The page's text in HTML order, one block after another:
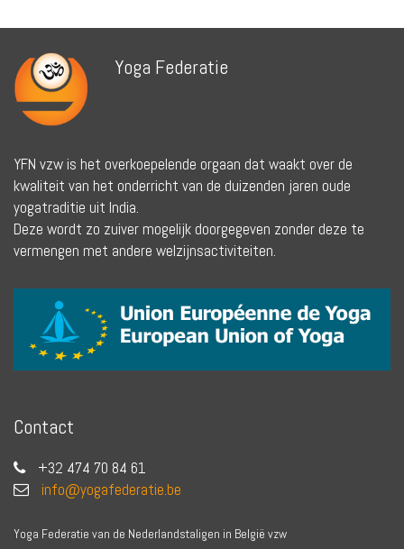
Yoga Federatie
YFN vzw is het overkoepelende orgaan dat waakt over de
kwaliteit van het onderricht van de duizenden jaren oude
yogatraditie uit India.
Deze wordt zo zuiver mogelijk doorgegeven zonder deze te
vermengen met andere welzijnsactiviteiten.
Contact
+32 474 70 84 61
info@yogafederatie.be
Yoga Federatie van de Nederlandstaligen in België vzw